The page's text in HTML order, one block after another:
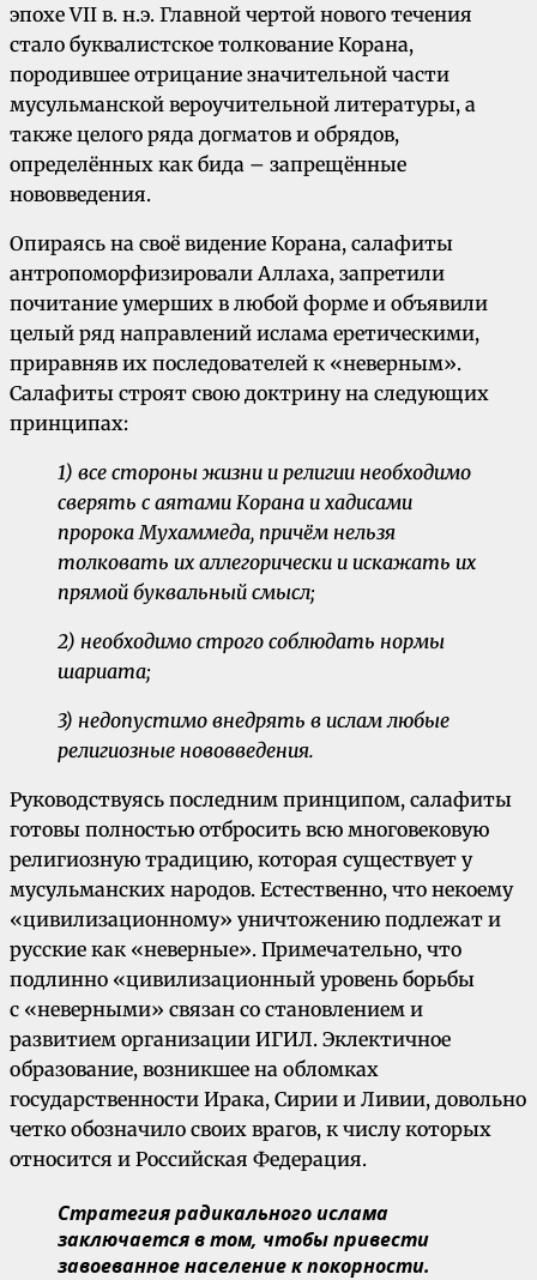
эпохе VII в. н.э. Главной чертой нового течения
стало буквалистское толкование Корана,
породившее отрицание значительной части
мусульманской вероучительной литературы, а
также целого ряда догматов и обрядов,
определённых как бида – запрещённые
нововведения.
Опираясь на своё видение Корана, салафиты
антропоморфизировали Аллаха, запретили
почитание умерших в любой форме и объявили
целый ряд направлений ислама еретическими,
приравняв их последователей к «неверным».
Салафиты строят свою доктрину на следующих
принципах:
1) все стороны жизни и религии необходимо
сверять с аятами Корана и хадисами
пророка Мухаммеда, причём нельзя
толковать их аллегорически и искажать их
прямой буквальный смысл;
2) необходимо строго соблюдать нормы
шариата;
3) недопустимо внедрять в ислам любые
религиозные нововведения.
Руководствуясь последним принципом, салафиты
готовы полностью отбросить всю многовековую
религиозную традицию, которая существует у
мусульманских народов. Естественно, что некоему
«цивилизационному» уничтожению подлежат и
русские как «неверные». Примечательно, что
подлинно «цивилизационный уровень борьбы
с «неверными» связан со становлением и
развитием организации ИГИЛ. Эклектичное
образование, возникшее на обломках
государственности Ирака, Сирии и Ливии, довольно
четко обозначило своих врагов, к числу которых
относится и Российская Федерация.
Стратегия радикального ислама
заключается в том, чтобы привести
завоеванное население к покорности.